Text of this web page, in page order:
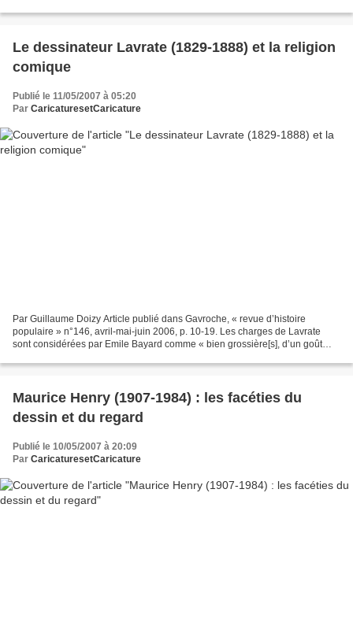
Le dessinateur Lavrate (1829-1888) et la religion
comique
Publié le 11/05/2007 à 05:20
Par CaricaturesetCaricature
Par Guillaume Doizy Article publié dans Gavroche, « revue d’histoire
populaire » n°146, avril-mai-juin 2006, p. 10-19. Les charges de Lavrate
sont considérées par Emile Bayard comme « bien grossière[s], d’un goût
Maurice Henry (1907-1984) : les facéties du
dessin et du regard
Publié le 10/05/2007 à 20:09
Par CaricaturesetCaricature